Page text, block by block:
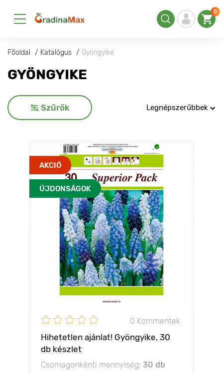
0
Főoldal Katalógus Gyöngyike
GYÖNGYIKE
Szűrők Legnépszerűbbek
AKCIÓ
ÚJDONSÁGOK
0 Kommentek
Hihetetlen ajánlat! Gyöngyike, 30
db készlet
Csomagonkénti mennyiség: 30 db